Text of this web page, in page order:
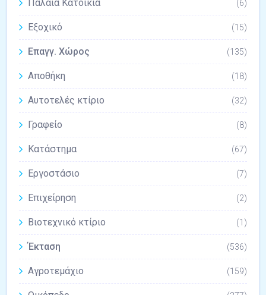
Παλαιά Κατοικία (6)
Εξοχικό (15)
Επαγγ. Χώρος (135)
Αποθήκη (18)
Αυτοτελές κτίριο (32)
Γραφείο (8)
Κατάστημα (67)
Εργοστάσιο (7)
Επιχείρηση (2)
Βιοτεχνικό κτίριο (1)
Έκταση (536)
Αγροτεμάχιο (159)